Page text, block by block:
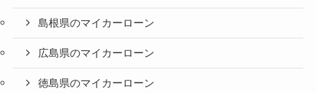
島根県のマイカーローン
広島県のマイカーローン
徳島県のマイカーローン